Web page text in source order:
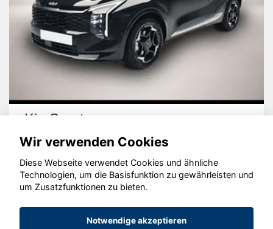
Kia Sportage
© konjunkturmotor.de GmbH 2020 - 2026
Wir verwenden Cookies
Diese Webseite verwendet Cookies und ähnliche
Technologien, um die Basisfunktion zu gewährleisten und
um Zusatzfunktionen zu bieten.
Notwendige akzeptieren